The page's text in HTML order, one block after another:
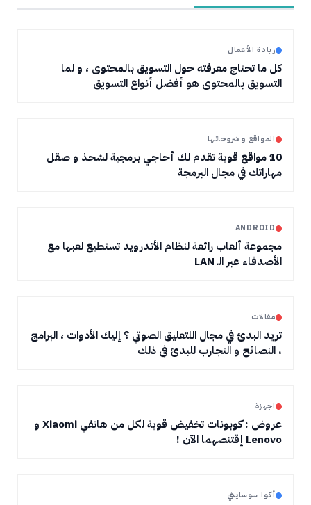
ريادة الأعمال
كل ما تحتاج معرفته حول التسويق بالمحتوى ، و لما
التسويق بالمحتوى هو أفضل أنواع التسويق
المواقع و شروحاتها
10 مواقع قوية تقدم لك أحاجي برمجية لشحذ و صقل
مهاراتك في مجال البرمجة
ANDROID
مجموعة ألعاب رائعة لنظام الأندرويد تستطيع لعبها مع
الأصدقاء عبر الـ LAN
مقالات
تريد البدئ في مجال اللتعليق الصوتي ؟ إليك الأدوات ، البرامج
، النصائح و التجارب للبدئ في ذلك
اجهزة
عروض : كوبونات تخفيض قوية لكل من هاتفي Xiaomi و
Lenovo إقتنصهما الآن !
أكوا سوسايتي